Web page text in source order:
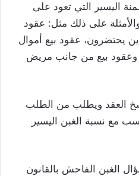
اليسير التي تعود على
والأمثلة على ذلك مثل: عقود
يحتضرون، عقود بيع أموال
وعقود بيع من جانب مريض
العقد ويطلب من الطلب
مع نسبة الغبن اليسير
الغبن الفاحش بالقانون